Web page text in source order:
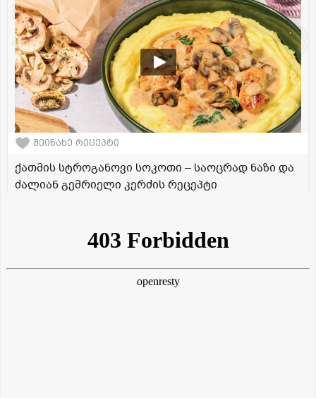
შეინახე რეცეპტი
ქათმის სტროგანოვი სოკოთი – საოცრად ნაზი და
ძალიან გემრიელი კერძის რეცეპტი